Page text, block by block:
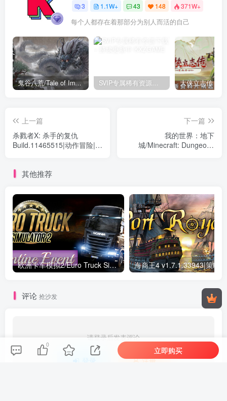
3 1.1W+ 43 148 371W+
每个人都存在着那部分为别人而活的自己
鬼谷八荒/Tale of Immortal v1.2.105.259|角色扮演|容量27.4GB|免安装绿色中文版 SVIP专属稀有资源下载 – 持续更新中
上一篇
杀戮者X: 杀手的复仇
Build.11465515|动作冒险|容
下一篇
我的世界：地下
城/Minecraft: Dungeons
其他推荐
欧洲卡车模拟2/Euro Truck Simulator 2 v1.56.1.0s|模拟经营|容量34.2G|免安装绿色中文版
评论 抢沙发
请登录后发表评论
注册
0
立即购买